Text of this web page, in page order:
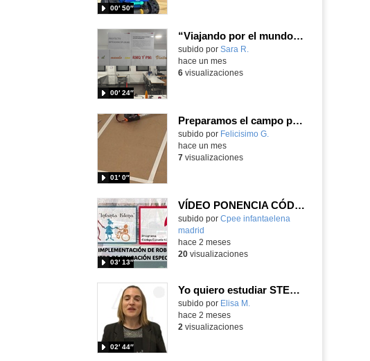
00′ 50″
“Viajando por el mundo con RMQ y PM: Visitando monumentos”
Contenido educativo.
subido por Sara R.
00′ 24″
hace un mes
6visualizaciones
Preparamos el campo para los partidos de soccerbot y modificamos los jugadores
Contenido educativo.
subido por Felicisimo G.
01′ 0″
hace un mes
7visualizaciones
VÍDEO PONENCIA CÓDIGO ESCUELA 4.0
Contenido educativo.
subido por Cpee infantaelena
madrid
03′ 13″
hace 2 meses
20visualizaciones
Yo quiero estudiar STEAM - Exp Robótica
Contenido educativo.
subido por Elisa M.
02′ 44″
hace 2 meses
2 visualizaciones